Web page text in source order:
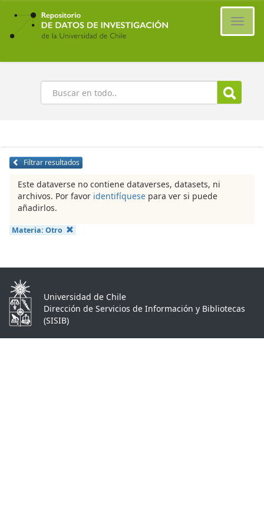
Ir
contenido
principal
Buscar
Filtrar resultados
Este dataverse no contiene dataverses, datasets, ni
archivos. Por favor identifíquese para ver si puede
añadirlos.
Materia: Otro
Universidad de Chile
Dirección de Servicios de Información y Bibliotecas
(SISIB)